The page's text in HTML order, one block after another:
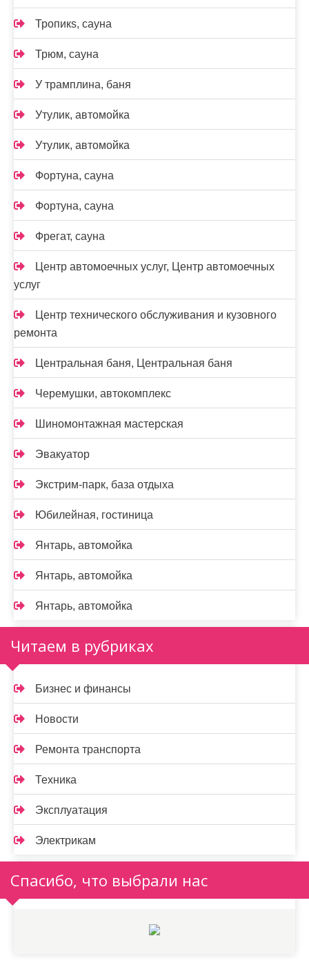
Тропикs, сауна
Трюм, сауна
У трамплина, баня
Утулик, автомойка
Утулик, автомойка
Фортуна, сауна
Фортуна, сауна
Фрегат, сауна
Центр автомоечных услуг, Центр автомоечных
услуг
Центр технического обслуживания и кузовного
ремонта
Центральная баня, Центральная баня
Черемушки, автокомплекс
Шиномонтажная мастерская
Эвакуатор
Экстрим-парк, база отдыха
Юбилейная, гостиница
Янтарь, автомойка
Янтарь, автомойка
Янтарь, автомойка
Читаем в рубриках
Бизнес и финансы
Новости
Ремонта транспорта
Техника
Эксплуатация
Электрикам
Спасибо, что выбрали нас